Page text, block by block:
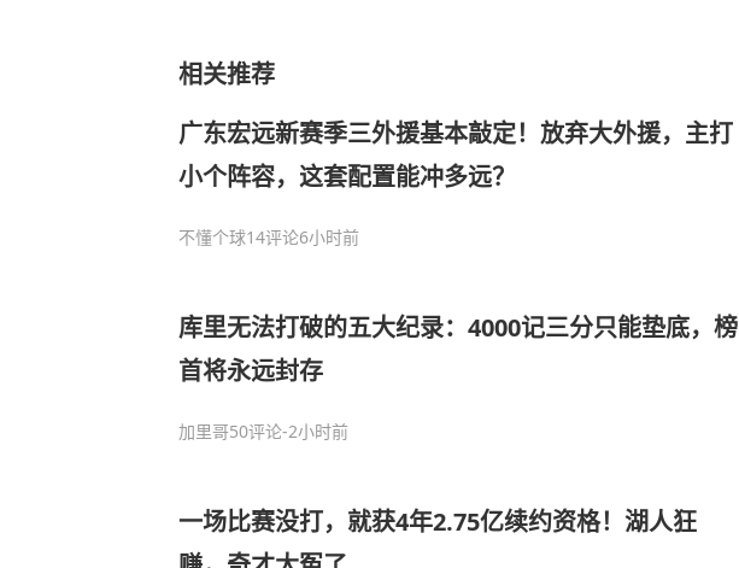
相关推荐
广东宏远新赛季三外援基本敲定！放弃大外援，主打
小个阵容，这套配置能冲多远？
不懂个球14评论6小时前
库里无法打破的五大纪录：4000记三分只能垫底，榜
首将永远封存
加里哥50评论-2小时前
一场比赛没打，就获4年2.75亿续约资格！湖人狂